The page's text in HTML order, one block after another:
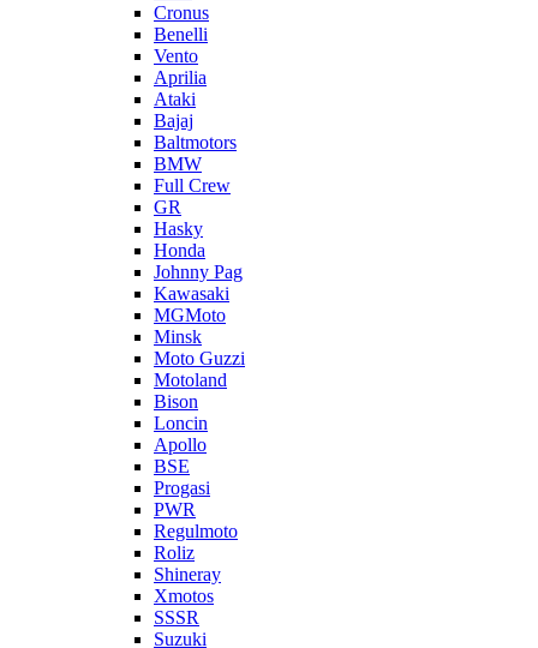
Cronus
Benelli
Vento
Aprilia
Ataki
Bajaj
Baltmotors
BMW
Full Crew
GR
Hasky
Honda
Johnny Pag
Kawasaki
MGMoto
Minsk
Moto Guzzi
Motoland
Bison
Loncin
Apollo
BSE
Progasi
PWR
Regulmoto
Roliz
Shineray
Xmotos
SSSR
Suzuki